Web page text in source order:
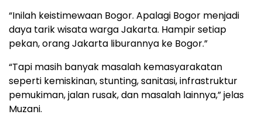
“Inilah keistimewaan Bogor. Apalagi Bogor menjadi
daya tarik wisata warga Jakarta. Hampir setiap
pekan, orang Jakarta liburannya ke Bogor.”
“Tapi masih banyak masalah kemasyarakatan
seperti kemiskinan, stunting, sanitasi, infrastruktur
pemukiman, jalan rusak, dan masalah lainnya,” jelas
Muzani.